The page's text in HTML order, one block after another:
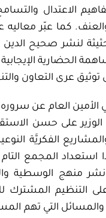
الاعتدال
كما عبّر معاليه
لنشر صحيح الدين
الحضارية
عرى التعاون
العام عن سروره
الوزير على حسن
الفكريَّة
استعداد المجمع
منهج الوسطية
التنظيم المشترك
التي تهم